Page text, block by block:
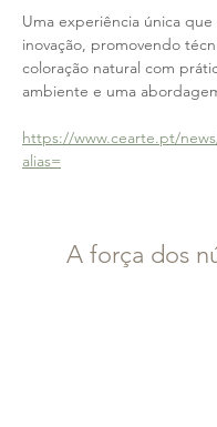
Uma experiência única
inovação, promovendo
coloração natural com
ambiente e uma
https://www.cearte.pt/
alias=
A força dos